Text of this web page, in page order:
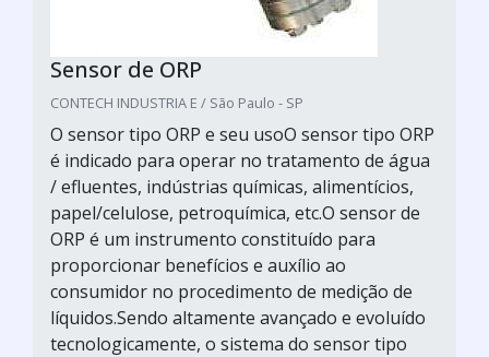
Sensor de ORP
CONTECH INDUSTRIA E / São Paulo - SP
O sensor tipo ORP e seu usoO sensor tipo ORP
é indicado para operar no tratamento de água
/ efluentes, indústrias químicas, alimentícios,
papel/celulose, petroquímica, etc.O sensor de
ORP é um instrumento constituído para
proporcionar benefícios e auxílio ao
consumidor no procedimento de medição de
líquidos.Sendo altamente avançado e evoluído
tecnologicamente, o sistema do sensor tipo